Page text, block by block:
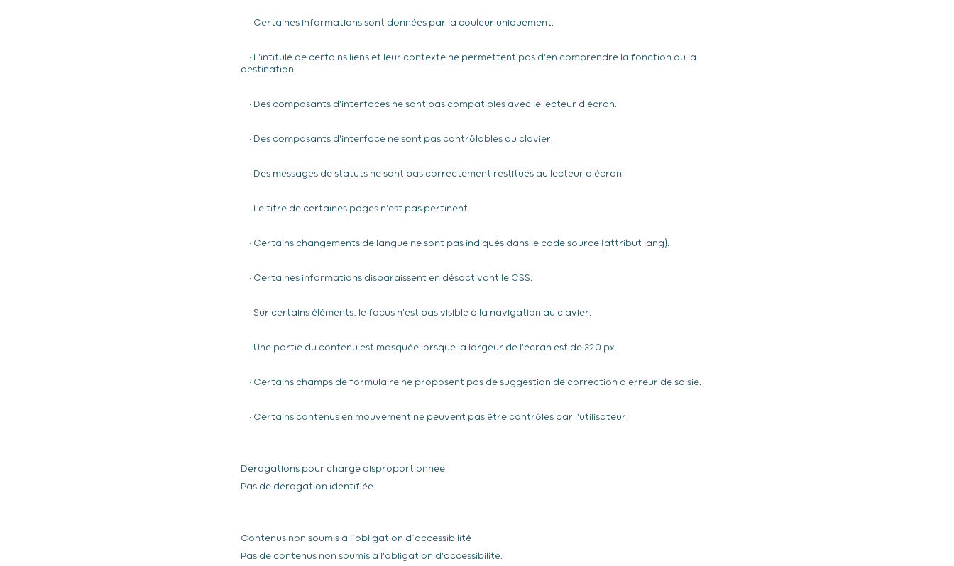
• Certaines informations sont données par la couleur uniquement.
• L'intitulé de certains liens et leur contexte ne permettent pas d'en comprendre la fonction ou la
destination.
• Des composants d'interfaces ne sont pas compatibles avec le lecteur d'écran.
• Des composants d'interface ne sont pas contrôlables au clavier.
• Des messages de statuts ne sont pas correctement restitués au lecteur d'écran.
• Le titre de certaines pages n'est pas pertinent.
• Certains changements de langue ne sont pas indiqués dans le code source (attribut lang).
• Certaines informations disparaissent en désactivant le CSS.
• Sur certains éléments, le focus n'est pas visible à la navigation au clavier.
• Une partie du contenu est masquée lorsque la largeur de l'écran est de 320 px.
• Certains champs de formulaire ne proposent pas de suggestion de correction d'erreur de saisie.
• Certains contenus en mouvement ne peuvent pas être contrôlés par l'utilisateur.
Dérogations pour charge disproportionnée
Pas de dérogation identifiée.
Contenus non soumis à l’obligation d’accessibilité
Pas de contenus non soumis à l'obligation d'accessibilité.